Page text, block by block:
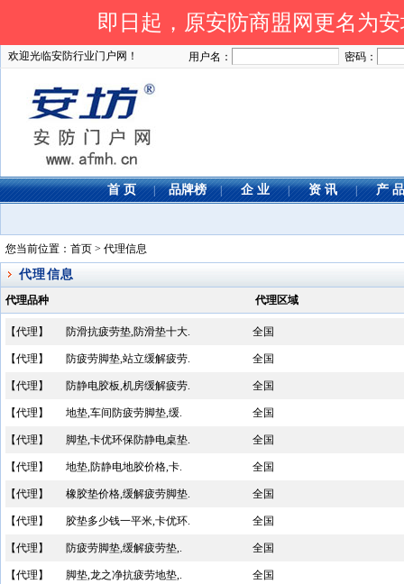
即日起，原安防商盟网更名
欢迎光临安防行业门户网！ 用户名： 密码：
首 页 | 品牌榜 | 企 业 | 资 讯 | 产 品
您当前位置： 首页 > 代理信息
代理信息
代理品种 代理区域
【代理】 防滑抗疲劳垫,防滑垫十大. 全国
【代理】 防疲劳脚垫,站立缓解疲劳. 全国
【代理】 防静电胶板,机房缓解疲劳. 全国
【代理】 地垫,车间防疲劳脚垫,缓. 全国
【代理】 脚垫,卡优环保防静电桌垫. 全国
【代理】 地垫,防静电地胶价格,卡. 全国
【代理】 橡胶垫价格,缓解疲劳脚垫. 全国
【代理】 胶垫多少钱一平米,卡优环. 全国
【代理】 防疲劳脚垫,缓解疲劳垫,. 全国
【代理】 脚垫,龙之净抗疲劳地垫,. 全国